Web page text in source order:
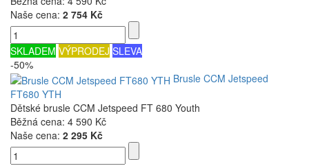
Naše cena: 2 754 Kč
SKLADEM VÝPRODEJ SLEVA
-50%
Brusle CCM Jetspeed
FT680 YTH
Dětské brusle CCM Jetspeed FT 680 Youth
Běžná cena: 4 590 Kč
Naše cena: 2 295 Kč